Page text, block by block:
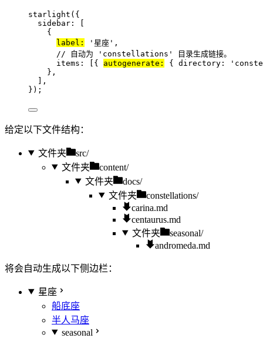
starlight ({
sidebar: [
{
label:
' 星座 ' ,
// 自动为 'constellations' 目录生成链接。
items: [{ autogenerate: { directory: '
},
],
});
给定以下文件结构：
文件夹
src/
文件夹
content/
文件夹
docs/
文件夹
constellations/
carina.md
centaurus.md
文件夹
seasonal/
andromeda.md
将会自动生成以下侧边栏：
星座
船底座
半人马座
seasonal